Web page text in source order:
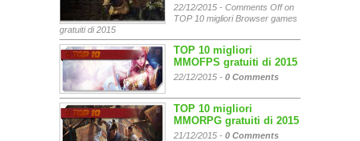
22/12/2015 - Comments Offon
TOP 10 migliori Browser games
gratuiti di 2015
TOP 10 migliori
MMOFPS gratuiti di 2015
22/12/2015 - 0 Comments
TOP 10 migliori
MMORPG gratuiti di 2015
21/12/2015 - 0 Comments